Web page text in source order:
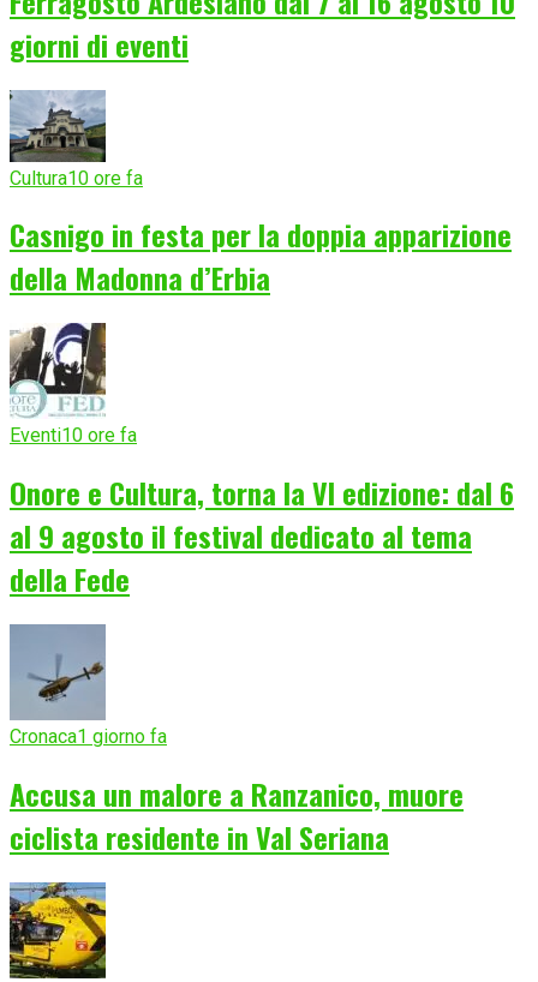
giorni di eventi
Cultura10 ore fa
Casnigo in festa per la doppia apparizione
della Madonna d’Erbia
Eventi10 ore fa
Onore e Cultura, torna la VI edizione: dal 6
al 9 agosto il festival dedicato al tema
della Fede
Cronaca1 giorno fa
Accusa un malore a Ranzanico, muore
ciclista residente in Val Seriana